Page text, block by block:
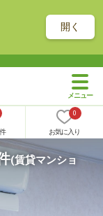
開く
0
お気に入り
(賃貸マンショ